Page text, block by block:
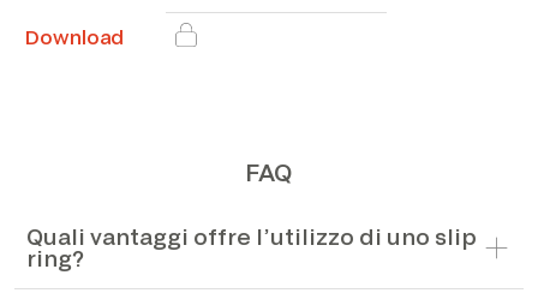
Download
FAQ
Quali vantaggi offre l’utilizzo di uno slip
ring?